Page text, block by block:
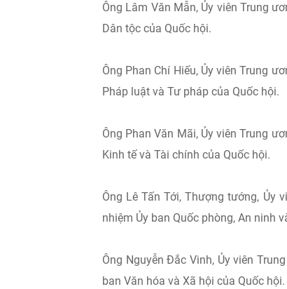
Ông Lâm Văn Mẫn, Ủy viên Trung
Dân tộc của Quốc hội.
Ông Phan Chí Hiếu, Ủy viên Trung
Pháp luật và Tư pháp của Quốc hội.
Ông Phan Văn Mãi, Ủy viên Trung
Kinh tế và Tài chính của Quốc hội.
Ông Lê Tấn Tới, Thượng tướng, Ủy
nhiệm Ủy ban Quốc phòng, An ninh
Ông Nguyễn Đắc Vinh, Ủy viên
ban Văn hóa và Xã hội của Quốc hội.